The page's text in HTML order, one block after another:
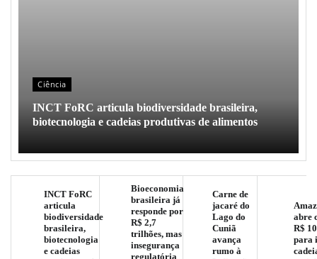
Ciência
INCT FoRC articula biodiversidade brasileira,
biotecnologia e cadeias produtivas de alimentos
INCT FoRC
articula
biodiversidade
brasileira,
biotecnologia
e cadeias
Bioeconomia
brasileira já
responde por
R$ 2,7
trilhões, mas
insegurança
regulatória
Carne de
jacaré do
Lago do
Cuniã
avança
rumo à
abre
R$
para